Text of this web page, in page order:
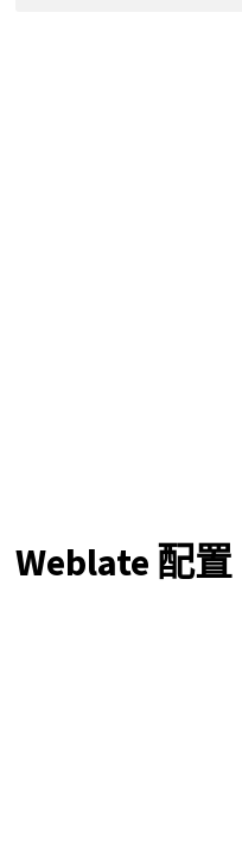
Weblate 配置